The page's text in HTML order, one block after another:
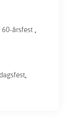
60-årsfest ,
,